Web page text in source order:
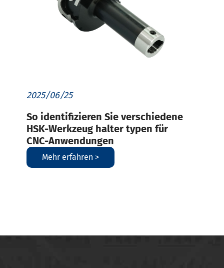
2025/06/25
So identifizieren Sie verschiedene
HSK-Werkzeug halter typen für
CNC-Anwendungen
Mehr erfahren >